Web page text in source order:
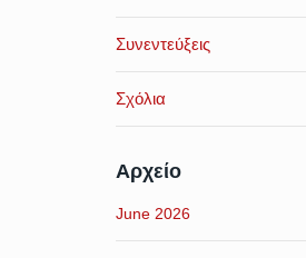
Συνεντεύξεις
Σχόλια
Αρχείο
June 2026